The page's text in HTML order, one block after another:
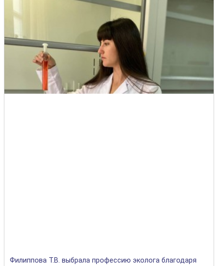
Филиппова Т.В. выбрала профессию эколога благодаря